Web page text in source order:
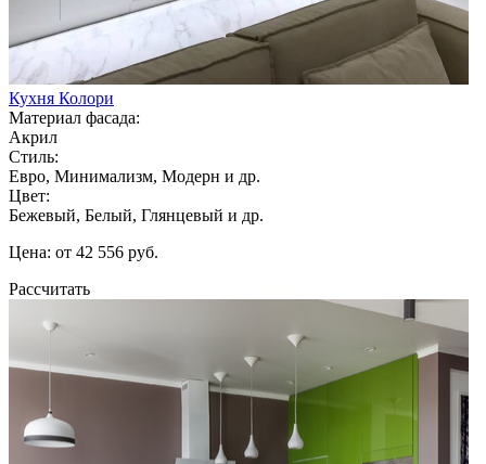
Кухня Колори
Материал фасада:
Акрил
Стиль:
Евро, Минимализм, Модерн и др.
Цвет:
Бежевый, Белый, Глянцевый и др.
Цена: от 42 556 руб.
Рассчитать